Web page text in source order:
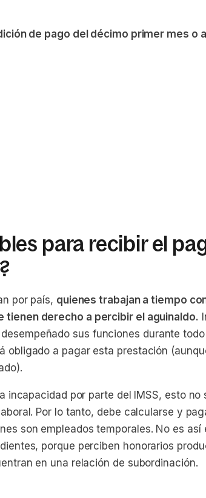
de pago del décimo primer mes o
para recibir el
por país, quienes trabajan a tiempo
tienen derecho a percibir el aguinaldo.
sus funciones durante
obligado a pagar esta prestación
incapacidad por parte del IMSS, esto no
Por lo tanto, debe calcularse y
son empleados temporales. No es así
porque perciben honorarios
en una relación de subordinación.